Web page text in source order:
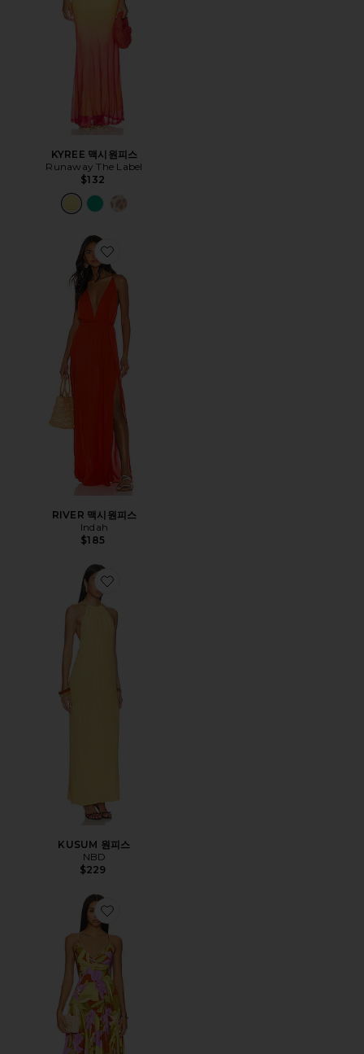
KYREE 맥시원피스
Runaway The Label
$132
Favorite RIVER 맥시원피스
RIVER 맥시원피스
Indah
$185
Favorite KUSUM 원피스
KUSUM 원피스
NBD
$229
Favorite BLYTHE 원피스